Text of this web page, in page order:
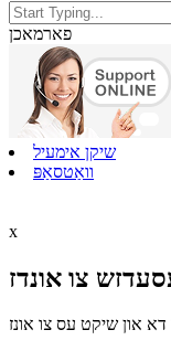
פארמאכן
שיקן אימעיל
וואַטסאַפּ
x
און שיקט עס צו אונז